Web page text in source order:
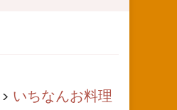
> いちなんお料理